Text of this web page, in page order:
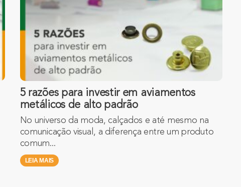
5 razões para investir em aviamentos
metálicos de alto padrão
No universo da moda, calçados e até mesmo na
comunicação visual, a diferença entre um produto
comum...
LEIA MAIS